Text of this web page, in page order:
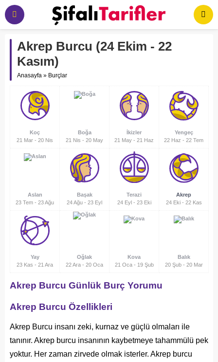
Akrep Burcu (24 Ekim - 22
Kasım)
Anasayfa » Burçlar
Koç
21 Mar - 20 Nis
Boğa
21 Nis - 20 May
İkizler
21 May - 21 Haz
Yengeç
22 Haz - 22 Tem
Aslan
23 Tem - 23 Ağu
Başak
24 Ağu - 23 Eyl
Terazi
24 Eyl- 23 Eki
Akrep
24 Eki- 22 Kas
Yay
23 Kas - 21 Ara
Oğlak
22 Ara - 20 Oca
Kova
21 Oca- 19 Şub
Balık
20 Şub- 20 Mar
Akrep Burcu Günlük Burç Yorumu
Akrep Burcu Özellikleri
Akrep Burcu insanı zeki, kurnaz ve güçlü olmaları ile
tanınır. Akrep burcu insanının kaybetmeye tahammülü pek
yoktur. Her zaman zirvede olmak isterler. Akrep burcu